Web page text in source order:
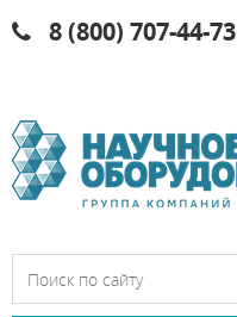
8 (800) 707-44-73